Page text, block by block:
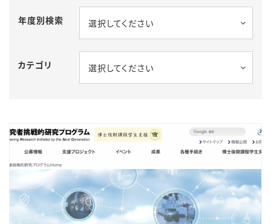
年度別検索 選択してください
カテゴリ 選択してください